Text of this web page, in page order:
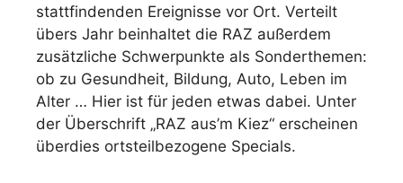
stattfindenden Ereignisse vor Ort. Verteilt
übers Jahr beinhaltet die RAZ außerdem
zusätzliche Schwerpunkte als Sonderthemen:
ob zu Gesundheit, Bildung, Auto, Leben im
Alter … Hier ist für jeden etwas dabei. Unter
der Überschrift „RAZ aus’m Kiez“ erscheinen
überdies ortsteilbezogene Specials.